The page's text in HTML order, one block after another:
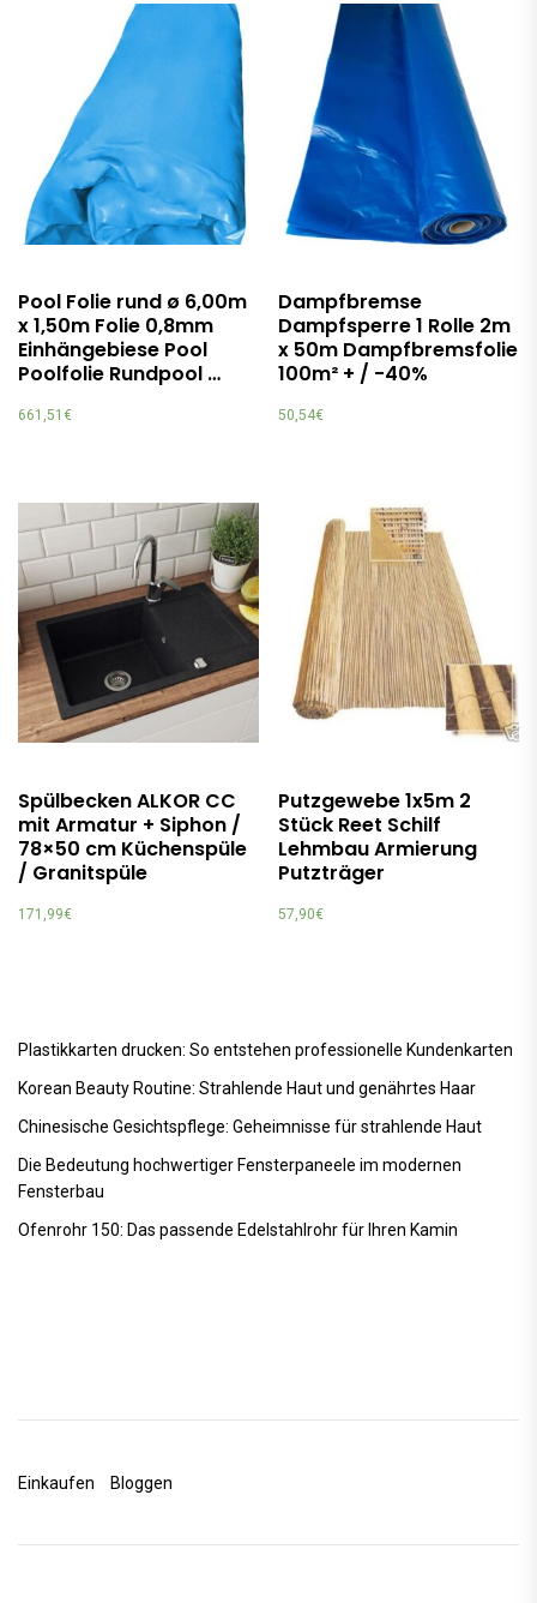
Pool Folie rund ø 6,00m
x 1,50m Folie 0,8mm
Einhängebiese Pool
Poolfolie Rundpool …
661,51 €
Dampfbremse
Dampfsperre 1 Rolle 2m
x 50m Dampfbremsfolie
100m² + / -40%
50,54€
Spülbecken ALKOR CC
mit Armatur + Siphon /
78×50 cm Küchenspüle
/ Granitspüle
171,99€
Putzgewebe 1x5m 2
Stück Reet Schilf
Lehmbau Armierung
Putzträger
57,90€
Plastikkarten drucken: So entstehen professionelle Kundenkarten
Korean Beauty Routine: Strahlende Haut und genährtes Haar
Chinesische Gesichtspflege: Geheimnisse für strahlende Haut
Die Bedeutung hochwertiger Fensterpaneele im modernen
Fensterbau
Ofenrohr 150: Das passende Edelstahlrohr für Ihren Kamin
Einkaufen Bloggen